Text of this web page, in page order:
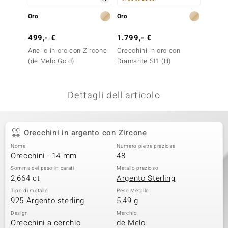
Classics
Oro
499,- €
Anello in oro con Zircone
(de Melo Gold)
Oro
1.799,- €
Orecchini in oro con
Diamante SI1 (H)
Dettagli dell'articolo
Orecchini in argento con Zircone
Nome
Orecchini - 14 mm
Numero pietre preziose
48
Somma del peso in carati
2,664 ct
Metallo prezioso
Argento Sterling
Tipo di metallo
925 Argento sterling
Peso Metallo
5,49 g
Design
Orecchini a cerchio
Marchio
de Melo